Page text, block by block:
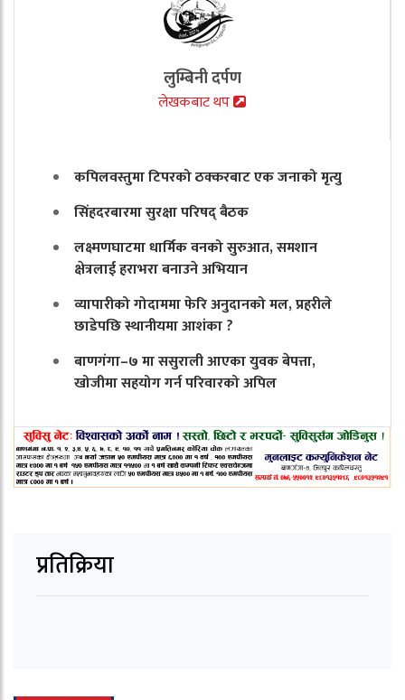
लुम्बिनी दर्पण
लेखकबाट थप
कपिलवस्तुमा टिपरको ठक्करबाट एक जनाको मृत्यु
सिंहदरबारमा सुरक्षा परिषद् बैठक
लक्ष्मणघाटमा धार्मिक वनको सुरुआत, समशान
क्षेत्रलाई हराभरा बनाउने अभियान
व्यापारीको गोदाममा फेरि अनुदानको मल, प्रहरीले
छाडेपछि स्थानीयमा आशंका ?
बाणगंगा–७ मा ससुराली आएका युवक बेपत्ता,
खोजीमा सहयोग गर्न परिवारको अपिल
प्रतिक्रिया